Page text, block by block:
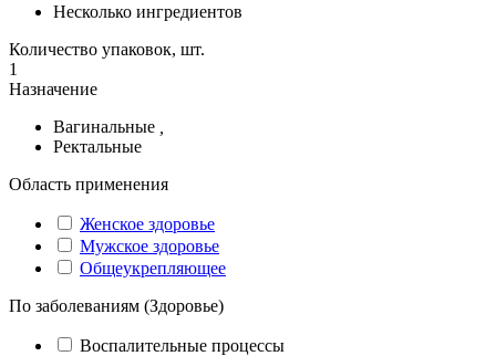
Несколько ингредиентов
Количество упаковок, шт.
1
Назначение
Вагинальные
Ректальные
Область применения
Женское здоровье
Мужское здоровье
Общеукрепляющее
По заболеваниям (Здоровье)
Воспалительные процессы